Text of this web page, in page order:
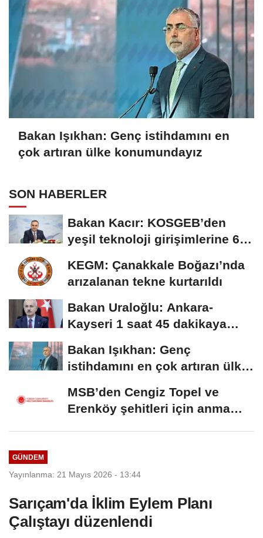
Bakan Işıkhan: Genç istihdamını en
çok artıran ülke konumundayız
SON HABERLER
Bakan Kacır: KOSGEB’den
yeşil teknoloji girişimlerine 6,5
KEGM: Çanakkale Boğazı’nda
arızalanan tekne kurtarıldı
Bakan Uraloğlu: Ankara-
Kayseri 1 saat 45 dakikaya
Bakan Işıkhan: Genç
istihdamını en çok artıran ülke
MSB’den Cengiz Topel ve
Erenköy şehitleri için anma
GÜNDEM
Yayınlanma: 21 Mayıs 2026 - 13:44
Sarıçam'da İklim Eylem Planı
Çalıştayı düzenlendi